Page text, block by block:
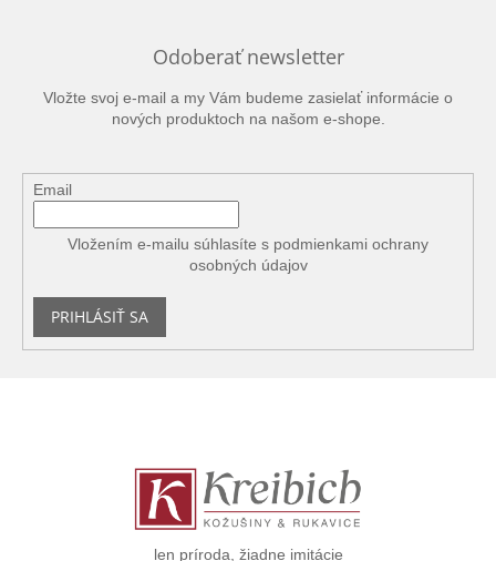
Odoberať newsletter
Vložte svoj e-mail a my Vám budeme zasielať informácie o
nových produktoch na našom e-shope.
Email
Vložením e-mailu súhlasíte s podmienkami ochrany
osobných údajov
PRIHLÁSIŤ SA
len príroda, žiadne imitácie